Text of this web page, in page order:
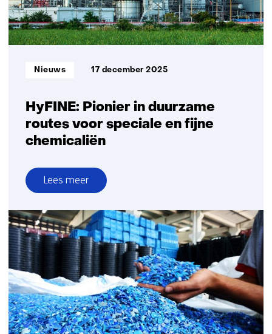
inzichten
voor
zorgvuldige
van
HyFINE: Pionier in duurzame
routes voor speciale en fijne
chemicaliën
Informatietype:
Nieuws 17 december 2025
Lees meer
over
HyFINE:
Pionier
in
duurzame
routes
voor
speciale
en
fijne